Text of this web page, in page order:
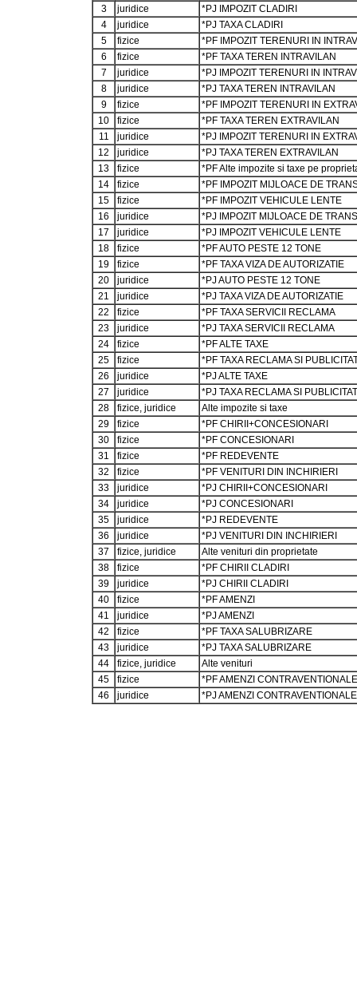
3
juridice
*PJ IMPOZIT CLADIRI
4
juridice
*PJ TAXA CLADIRI
5
fizice
*PF IMPOZIT TERENURI IN
6
fizice
*PF TAXA TEREN INTRAVILAN
7
juridice
*PJ IMPOZIT TERENURI IN
8
juridice
*PJ TAXA TEREN INTRAVILAN
9
fizice
*PF IMPOZIT TERENURI IN
10
fizice
*PF TAXA TEREN EXTRAVILAN
11
juridice
*PJ IMPOZIT TERENURI IN
12
juridice
*PJ TAXA TEREN EXTRAVILAN
13
fizice
*PF Alte impozite si taxe pe
14
fizice
*PF IMPOZIT MIJLOACE DE
15
fizice
*PF IMPOZIT VEHICULE LENTE
16
juridice
*PJ IMPOZIT MIJLOACE DE
17
juridice
*PJ IMPOZIT VEHICULE LENTE
18
fizice
*PF AUTO PESTE 12 TONE
19
fizice
*PF TAXA VIZA DE AUTORIZATIE
20
juridice
*PJ AUTO PESTE 12 TONE
21
juridice
*PJ TAXA VIZA DE AUTORIZATIE
22
fizice
*PF TAXA SERVICII RECLAMA
23
juridice
*PJ TAXA SERVICII RECLAMA
24
fizice
*PF ALTE TAXE
25
fizice
*PF TAXA RECLAMA SI
26
juridice
*PJ ALTE TAXE
27
juridice
*PJ TAXA RECLAMA SI
28
fizice, juridice
Alte impozite si taxe
29
fizice
*PF CHIRII+CONCESIONARI
30
fizice
*PF CONCESIONARI
31
fizice
*PF REDEVENTE
32
fizice
*PF VENITURI DIN INCHIRIERI
33
juridice
*PJ CHIRII+CONCESIONARI
34
juridice
*PJ CONCESIONARI
35
juridice
*PJ REDEVENTE
36
juridice
*PJ VENITURI DIN INCHIRIERI
37
fizice, juridice
Alte venituri din proprietate
38
fizice
*PF CHIRII CLADIRI
39
juridice
*PJ CHIRII CLADIRI
40
fizice
*PF AMENZI
41
juridice
*PJ AMENZI
42
fizice
*PF TAXA SALUBRIZARE
43
juridice
*PJ TAXA SALUBRIZARE
44
fizice, juridice
Alte venituri
45
fizice
*PF AMENZI CONTRAVENTIONALE
46
juridice *PJ AMENZI CONTRAVENTIONALE